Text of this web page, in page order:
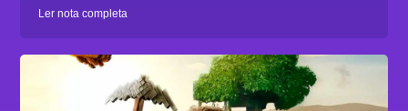
Ler nota completa